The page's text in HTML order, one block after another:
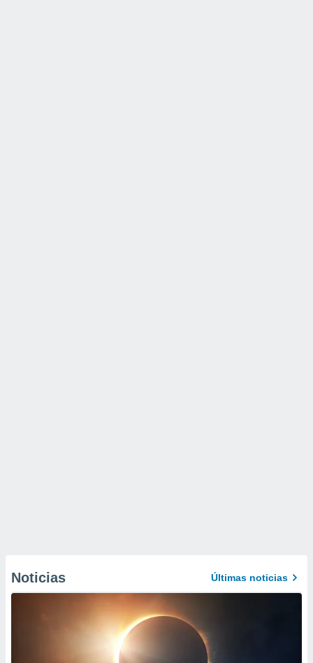
Noticias Últimas noticias